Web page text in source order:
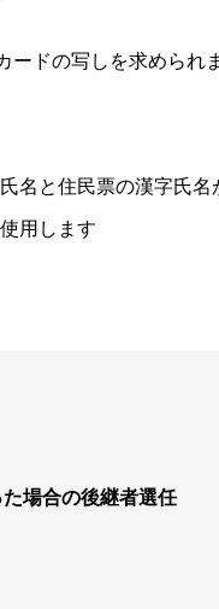
ードの写しを求められ
名と住民票の漢字氏
用します
場合の後継者選任